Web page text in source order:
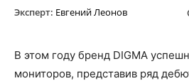
Эксперт: Евгений Леонов
В этом году бренд DIGMA
мониторов, представив ряд